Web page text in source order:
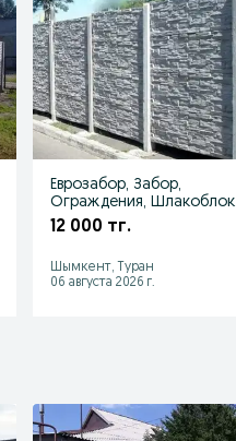
Еврозабор, Забор,
Ограждения, Шлакоблок
12 000 тг.
Шымкент, Туран
06 августа 2026 г.